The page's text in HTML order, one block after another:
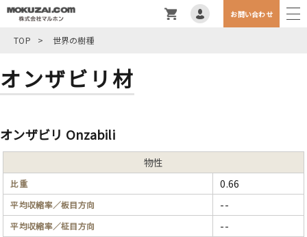
お問い合わせ
TOP > 世界の樹種
オンザビリ材
オンザビリ Onzabili
物性
比重 0.66
平均収縮率／板目方向 --
平均収縮率／柾目方向 --